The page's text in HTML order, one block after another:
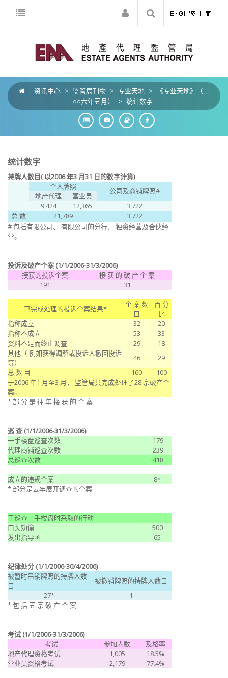
资讯中心 > 监管局刊物 > 专业天地 >
《专业天地》（二
○○六年五月）
> 统计数字
统计数字
持牌人数目( 以2006 年3 月31 日的数字计算)
个人牌照
公司及商铺牌照#
地产代理
营业员
9,424
12,365
3,722
总 数
21,789
3,722
# 包括有限公司、 有限公司的分行、 独资经营及合伙经
营。
投诉及破产个案 (1/1/2006-31/3/2006)
接获的投诉个案
接 获 的 破 产 个 案
191
31
已完成处理的投诉个案结果*
个 案 数
目
百 分
比
指称成立
32
20
指称不成立
53
33
资料不足而终止调查
29
18
其他（ 例如获得调解或投诉人撤回投诉
等）
46
29
总 数 目
160
100
于2006 年1 月至3 月， 监管局共完成处理了28 宗破产个
案。
* 部 分 是 往 年 接 获 的 个 案
巡 查 (1/1/2006-31/3/2006)
一手楼盘巡查次数
179
代理商铺巡查次数
239
总巡查次数
418
成立的违规个案
8*
* 部分是去年展开调查的个案
于巡查一手楼盘时采取的行动
口头劝谕
500
发出指导函
65
纪律处分 (1/1/2006-30/4/2006)
被暂时吊销牌照的持牌人数
目
被撤销牌照的持牌人数目
27*
1
* 包 括 五 宗 破 产 个 案
考试 (1/1/2006-31/3/2006)
考试
参加人数
及格率
地产代理资格考试
1,005
18.5%
营业员资格考试
2,179 77.4%